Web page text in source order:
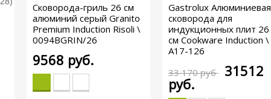
Сковорода-гриль 26 см
алюминий серый Granito
Premium Induction Risoli \
0094BGRIN/26
9568 руб.
Gastrolux Алюминиевая
сковорода для
индукционных плит 26
см Cookware Induction \
A17-126
33 170 руб 31512
руб.